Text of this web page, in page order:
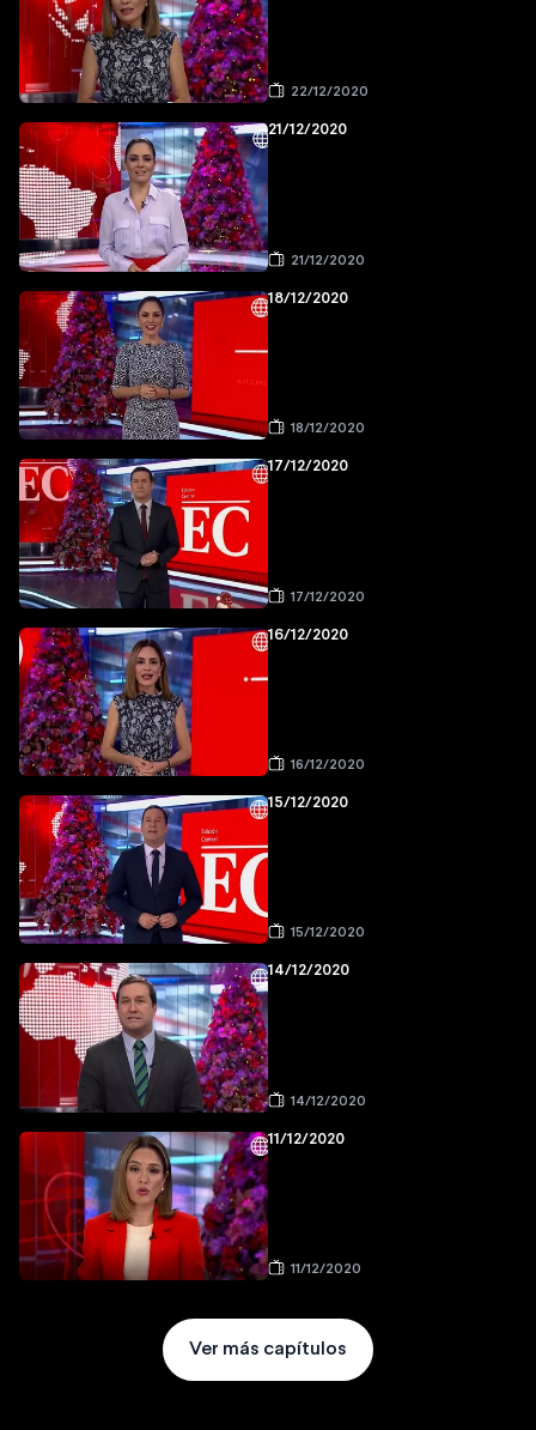
22/12/2020
21/12/2020
21/12/2020
18/12/2020
18/12/2020
17/12/2020
17/12/2020
16/12/2020
16/12/2020
15/12/2020
15/12/2020
14/12/2020
14/12/2020
11/12/2020
11/12/2020
Ver más capítulos